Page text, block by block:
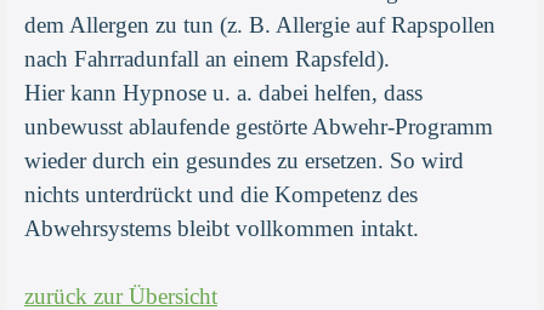
dem Allergen zu tun (z. B. Allergie auf Rapspollen
nach Fahrradunfall an einem Rapsfeld).
Hier kann Hypnose u. a. dabei helfen, dass
unbewusst ablaufende gestörte Abwehr-Programm
wieder durch ein gesundes zu ersetzen. So wird
nichts unterdrückt und die Kompetenz des
Abwehrsystems bleibt vollkommen intakt.
zurück zur Übersicht